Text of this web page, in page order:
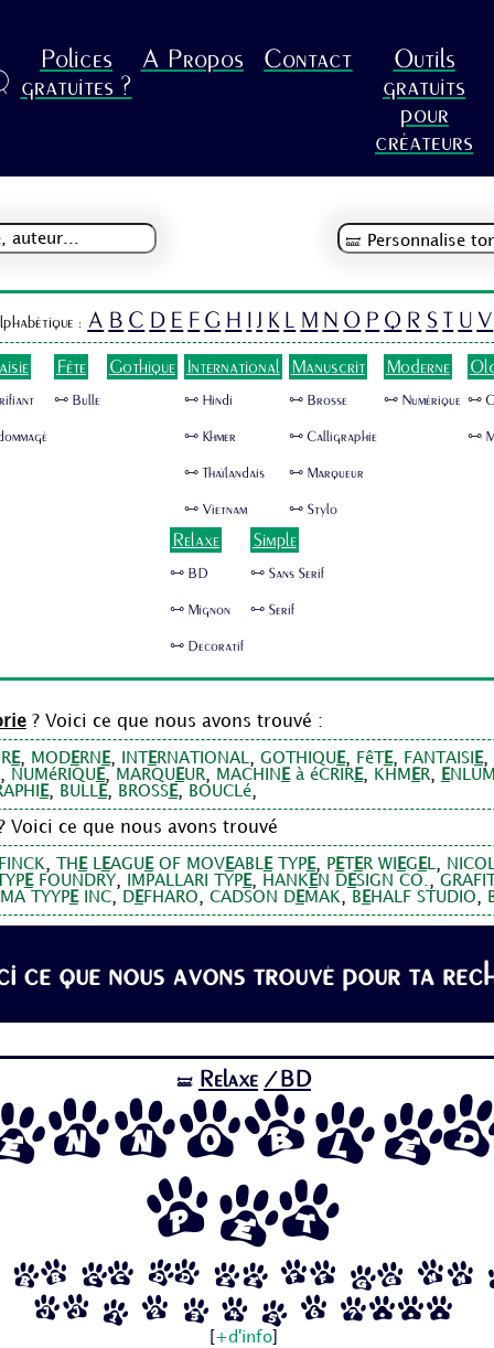
Polices
gratuites ?
A Propos Contact
Outils
gratuits
pour
créateurs
: A B C D E F G H I J K L M N O P Q R S T U V
Fête
🜺 Bulle
Gothique International
🜺 Hindi
🜺 Khmer
🜺 Thaïlandais
🜺 Vietnam
Manuscrit
🜺 Brosse
🜺 Calligraphie
🜺 Marqueur
🜺 Stylo
Moderne
🜺 Numérique 🜺
🜺
Relaxe
🜺 BD
🜺 Mignon
🜺 Decoratif
Simple
🜺 Sans Serif
🜺 Serif
? Voici ce que nous avons trouvé :
E, MODERN E, INT ERNATIONAL, GOTHIQUE, FêT E, FANTAISI E,
, NUMéRIQUE, MARQUEUR, MACHIN Eà éCRIRE, KHM ER, E
E, BULLE, BROSSE, BOUCLé,
Voici ce que nous avons trouvé
, TH ELEAGUEOF MOV EABLETYPE, PET ER WI EG EL,
EFOUNDRY, IMPALLARI TYPE, HANKEN DESIGN CO.,
TYYPEINC, DEFHARO, CADSON DEMAK, B EHALF STUDIO,
ce que nous avons trouvé pour ta
🝛 Relaxe /BD
Pet
Bb Cc Dd Ee Ff Gg
Jj 1 2 3 4 5 6 7...
+d'info